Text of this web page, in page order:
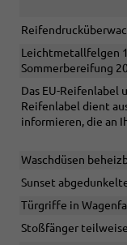
Leichtmetallfelgen
Sommerbereifung
Das EU-
Reifenlabel dient
informieren, die an
Waschdüsen
Sunset
Türgriffe in
Stoßfänger